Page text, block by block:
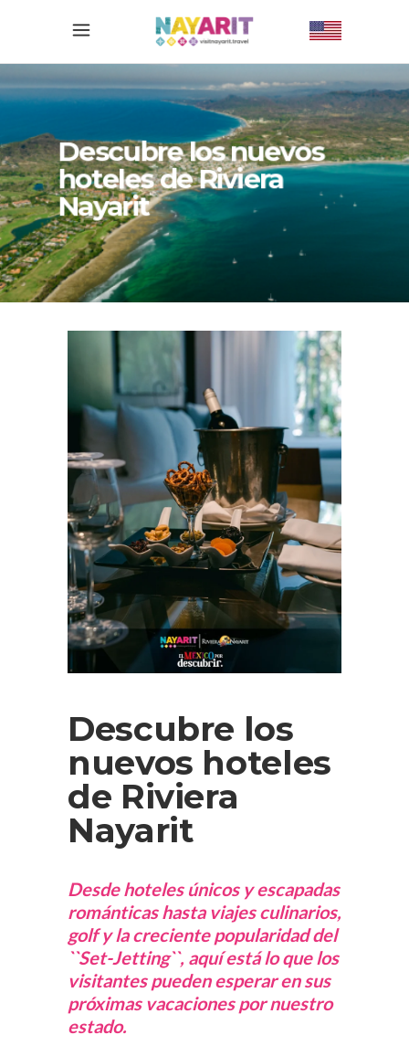
Descubre los nuevos
hoteles de Riviera
Nayarit
Descubre los
nuevos hoteles
de Riviera
Nayarit
Desde hoteles únicos y escapadas
románticas hasta viajes culinarios,
golf y la creciente popularidad del
``Set-Jetting``, aquí está lo que los
visitantes pueden esperar en sus
próximas vacaciones por nuestro
estado.